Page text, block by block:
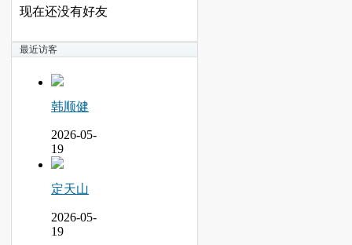
现在还没有好友
最近访客
韩顺健
2026-05-
19
定天山
2026-05-
19